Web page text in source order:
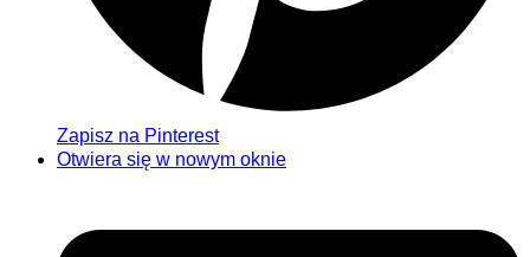
Zapisz na Pinterest
Otwiera się w nowym oknie